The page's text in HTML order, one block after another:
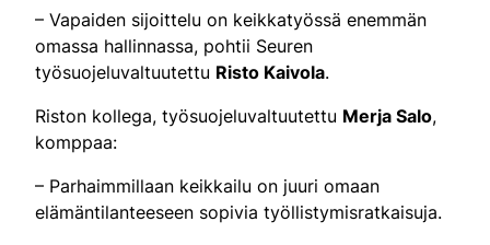
– Vapaiden sijoittelu on keikkatyössä enemmän
omassa hallinnassa, pohtii Seuren
työsuojeluvaltuutettu Risto Kaivola.
Riston kollega, työsuojeluvaltuutettu Merja Salo,
komppaa:
– Parhaimmillaan keikkailu on juuri omaan
elämäntilanteeseen sopivia työllistymisratkaisuja.